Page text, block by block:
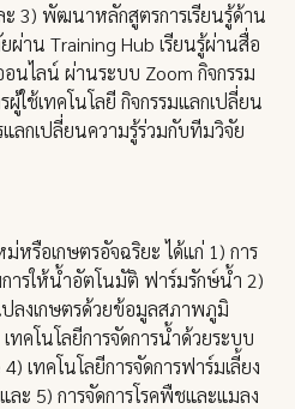
ะ 3) พัฒนาหลักสูตรการเรียนรู้ด้าน
ผ่าน Training Hub เรียนรู้ผ่านสื่อ
นไลน์ ผ่านระบบ Zoom กิจกรรม
ผู้ใช้เทคโนโลยี กิจกรรมแลกเปลี่ยน
แลกเปลี่ยนความรู้ร่วมกับทีมวิจัย
หรือเกษตรอัจฉริยะ ได้แก่ 1) การ
ารให้น้ำอัตโนมัติ ฟาร์มรักษ์น้ำ 2)
ปลงเกษตรด้วยข้อมูลสภาพภูมิ
ทคโนโลยีการจัดการน้ำด้วยระบบ
เทคโนโลยีการจัดการฟาร์มเลี้ยง
ะ 5) การจัดการโรคพืชและแมลง